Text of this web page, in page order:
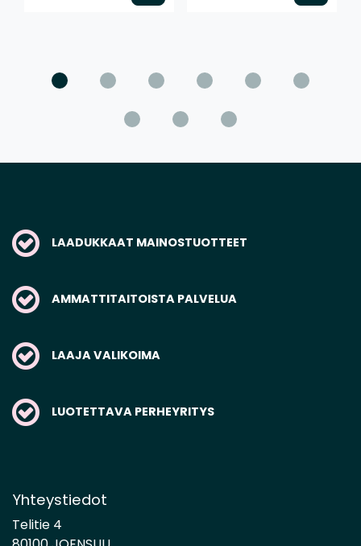
LAADUKKAAT MAINOSTUOTTEET
AMMATTITAITOISTA PALVELUA
LAAJA VALIKOIMA
LUOTETTAVA PERHEYRITYS
Yhteystiedot
Telitie 4